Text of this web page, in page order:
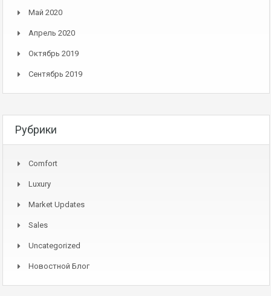
Май 2020
Апрель 2020
Октябрь 2019
Сентябрь 2019
Рубрики
Comfort
Luxury
Market Updates
Sales
Uncategorized
Новостной Блог